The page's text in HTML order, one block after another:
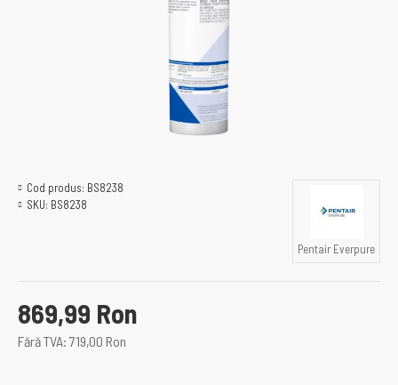
869,99 Ron
Fără TVA: 719,00 Ron
Cod produs: BS8238
SKU: BS8238
Pentair Everpure